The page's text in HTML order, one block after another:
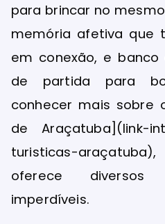
para brincar no
memória afetiva que
em conexão, e
de partida para
conhecer mais sobre
de Araçatuba](link-
turisticas-
oferece diversos
imperdíveis.